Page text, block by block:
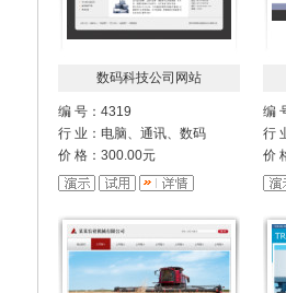
数码科技公司网站
编 号：4319
行 业：电脑、通讯、数码
价 格：300.00元
编
行
价